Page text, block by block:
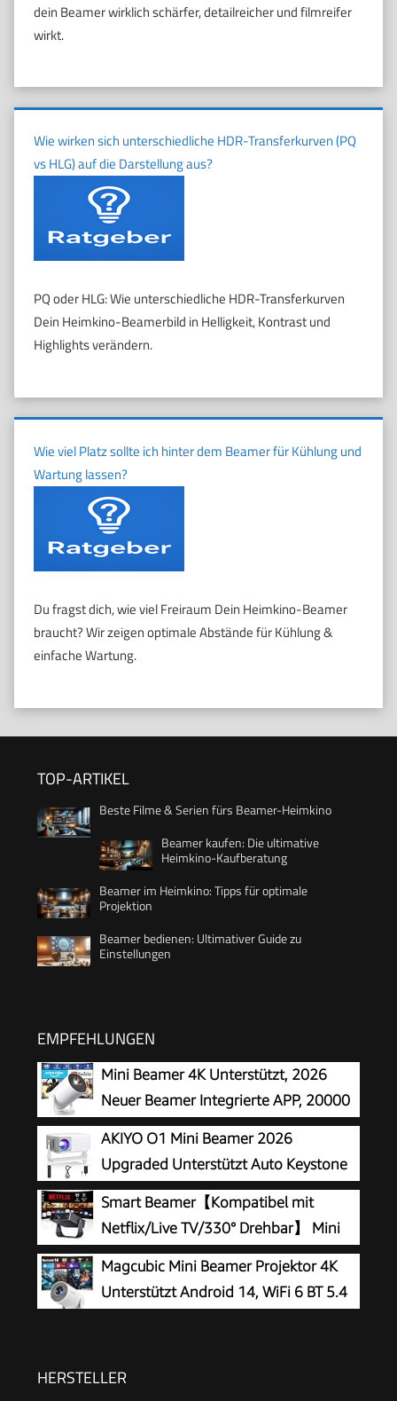
dein Beamer wirklich schärfer, detailreicher und filmreifer
wirkt.
Wie wirken sich unterschiedliche HDR-Transferkurven (PQ
vs HLG) auf die Darstellung aus?
PQ oder HLG: Wie unterschiedliche HDR-Transferkurven
Dein Heimkino-Beamerbild in Helligkeit, Kontrast und
Highlights verändern.
Wie viel Platz sollte ich hinter dem Beamer für Kühlung und
Wartung lassen?
Du fragst dich, wie viel Freiraum Dein Heimkino-Beamer
braucht? Wir zeigen optimale Abstände für Kühlung &
einfache Wartung.
TOP-ARTIKEL
Beste Filme & Serien fürs Beamer-Heimkino
Beamer kaufen: Die ultimative
Heimkino-Kaufberatung
Beamer im Heimkino: Tipps für optimale
Projektion
Beamer bedienen: Ultimativer Guide zu
Einstellungen
EMPFEHLUNGEN
Mini Beamer 4K Unterstützt, 2026
Neuer Beamer Integrierte APP, 20000
Lumens mit Android 14, Automatische
Trapezkorrektur, WiFi 6 und Bluetooth 5.4, 180°
Dreh Projektor Tragbar Heimkino
AKIYO O1 Mini Beamer 2026
Upgraded Unterstützt Auto Keystone
1080P 16000L
Smart Beamer【Kompatibel mit
Netflix/Live TV/330° Drehbar】 Mini
Beamer 4K mit Autofokus/6D
Trapezkorrektur, Mini Projector 4K 1080P Full
HD WiFi6 & Bluetooth Heimkino/Outdoor Klein
Magcubic Mini Beamer Projektor 4K
Unterstützt Android 14, WiFi 6 BT 5.4
HERSTELLER